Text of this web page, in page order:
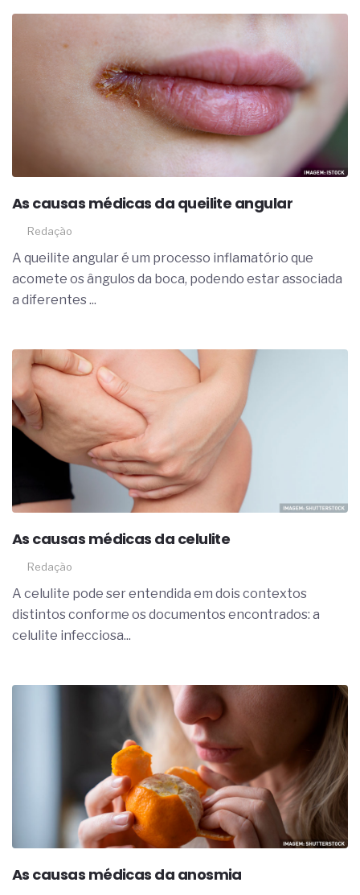
As causas médicas da queilite angular
Redação
A queilite angular é um processo inflamatório que
acomete os ângulos da boca, podendo estar associada
a diferentes ...
As causas médicas da celulite
Redação
A celulite pode ser entendida em dois contextos
distintos conforme os documentos encontrados: a
celulite infecciosa...
As causas médicas da anosmia